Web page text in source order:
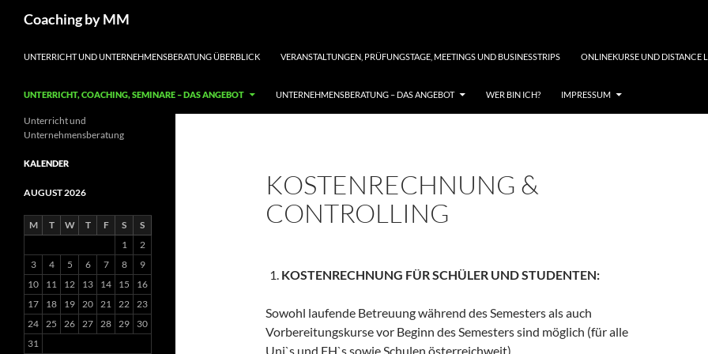
Coaching by MM
UNTERRICHT UND UNTERNEHMENSBERATUNG ÜBERBLICK
VERANSTALTUNGEN, PRÜFUNGSTAGE, MEETINGS UND BUSINESSTRIPS ONLINEKURSE UND DISTANCE
UNTERRICHT, COACHING, SEMINARE – DAS ANGEBOT UNTERNEHMENSBERATUNG – DAS ANGEBOT WER BIN ICH? IMPRESSUM
KOSTENRECHNUNG &
CONTROLLING
KOSTENRECHNUNG FÜR SCHÜLER UND STUDENTEN:
Sowohl laufende Betreuung während des Semesters als auch
Vorbereitungskurse vor Beginn des Semesters sind möglich (für alle
Uni`s und FH`s sowie Schulen österreichweit).
Unterricht und
Unternehmensberatung
KALENDER
AUGUST 2026
M T W T F S
S
1
2
3
4 5 6 7 8
9
10
11 12 13 14 15
16
17
18 19 20 21 22 23
24 25 26 27 28 29
30
31